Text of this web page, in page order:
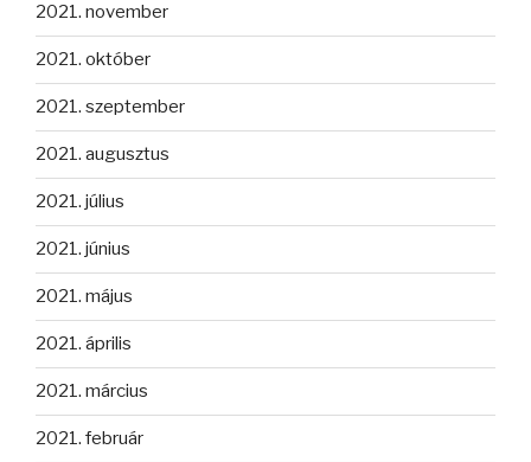
2021. november
2021. október
2021. szeptember
2021. augusztus
2021. július
2021. június
2021. május
2021. április
2021. március
2021. február